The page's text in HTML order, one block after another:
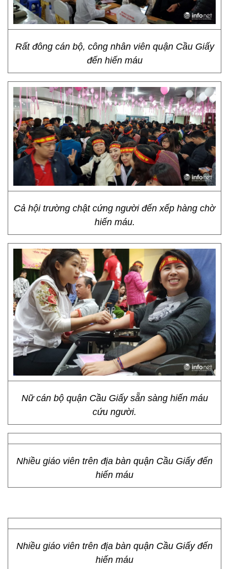
Rất đông cán bộ, công nhân viên quận Cầu Giấy
đến hiến máu
Cả hội trường chật cứng người đến xếp hàng chờ
hiến máu.
Nữ cán bộ quận Cầu Giấy sẵn sàng hiến máu
cứu người.
Nhiều giáo viên trên địa bàn quận Cầu Giấy đến
hiến máu
Nhiều giáo viên trên địa bàn quận Cầu Giấy đến
hiến máu